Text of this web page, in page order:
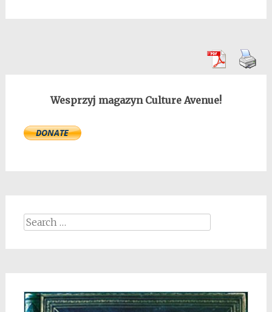
Wesprzyj magazyn Culture Avenue!
Search
for: